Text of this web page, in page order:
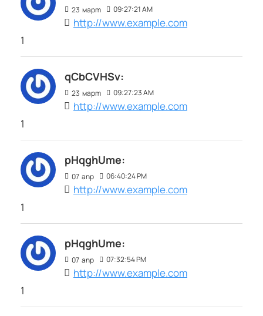
23 март 09:27:21 AM
http://www.example.com
1
qCbCVHSv:
23 март 09:27:23 AM
http://www.example.com
1
pHqghUme:
07 апр 06:40:24 PM
http://www.example.com
1
pHqghUme:
07 апр 07:32:54 PM
http://www.example.com
1